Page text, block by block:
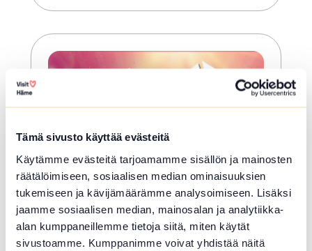
Tämä sivusto käyttää evästeitä
Käytämme evästeitä tarjoamamme sisällön ja mainosten
räätälöimiseen, sosiaalisen median ominaisuuksien
tukemiseen ja kävijämäärämme analysoimiseen. Lisäksi
jaamme sosiaalisen median, mainosalan ja analytiikka-
alan kumppaneillemme tietoja siitä, miten käytät
sivustoamme. Kumppanimme voivat yhdistää näitä
ELO 08 2026
HOLJAT 2026: Silver VIP
Lauantai